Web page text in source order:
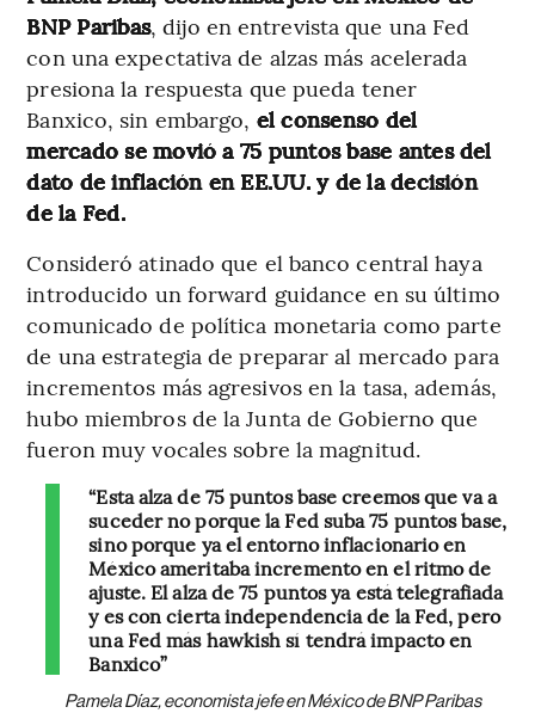
BNP Paribas, dijo en entrevista que una Fed
con una expectativa de alzas más acelerada
presiona la respuesta que pueda tener
Banxico, sin embargo, el consenso del
mercado se movió a 75 puntos base antes del
dato de inflación en EE.UU. y de la decisión
de la Fed.
Consideró atinado que el banco central haya
introducido un forward guidance en su último
comunicado de política monetaria como parte
de una estrategia de preparar al mercado para
incrementos más agresivos en la tasa, además,
hubo miembros de la Junta de Gobierno que
fueron muy vocales sobre la magnitud.
“Esta alza de 75 puntos base creemos que va a
suceder no porque la Fed suba 75 puntos base,
sino porque ya el entorno inflacionario en
México ameritaba incremento en el ritmo de
ajuste. El alza de 75 puntos ya está telegrafiada
y es con cierta independencia de la Fed, pero
una Fed más hawkish sí tendrá impacto en
Banxico”
Pamela Díaz, economista jefe en México de BNP Paribas